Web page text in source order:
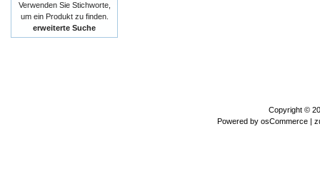
Verwenden Sie Stichworte,
um ein Produkt zu finden.
erweiterte Suche
Copyright ©
Powered by osCommerce |